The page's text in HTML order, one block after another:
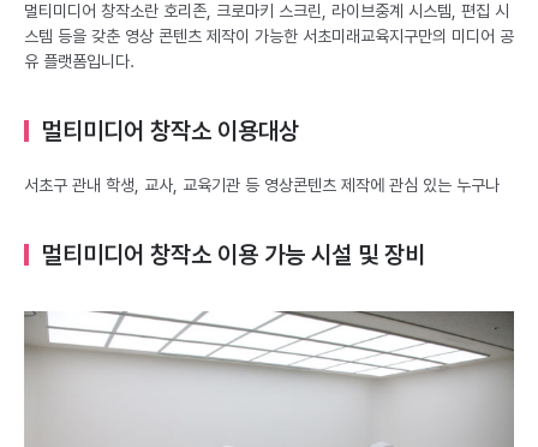
멀티미디어 창작소란 호리존, 크로마키 스크린, 라이브중계 시스템, 편집 시
스템 등을 갖춘 영상 콘텐츠 제작이 가능한 서초미래교육지구만의 미디어 공
유 플랫폼입니다.
멀티미디어 창작소 이용대상
서초구 관내 학생, 교사, 교육기관 등 영상콘텐츠 제작에 관심 있는 누구나
멀티미디어 창작소 이용 가능 시설 및 장비